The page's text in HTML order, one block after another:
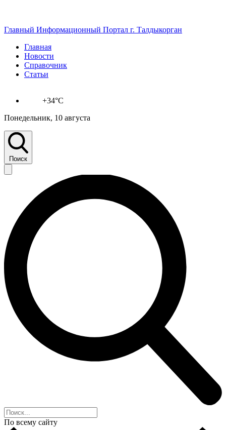
Главный Информационный Портал г. Талдыкорган
Главная
Новости
Справочник
Статьи
+34°C
Понедельник, 10 августа
Поиск
По всему сайту